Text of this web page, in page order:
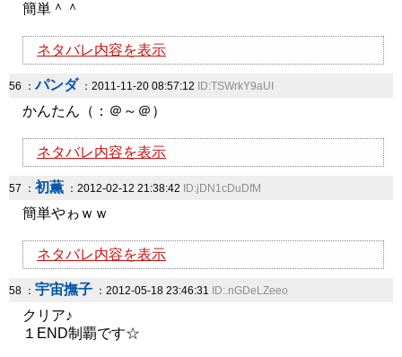
簡単＾＾
ネタバレ内容を表示
56 ：パンダ ：2011-11-20 08:57:12 ID:TSWrkY9aUI
かんたん（：＠～＠）
ネタバレ内容を表示
57 ： 初薫 ：2012-02-12 21:38:42 ID:jDN1cDuDfM
簡単やゎｗｗ
ネタバレ内容を表示
58 ： 宇宙撫子 ：2012-05-18 23:46:31 ID:.nGDeLZeeo
クリア♪
１END制覇です☆